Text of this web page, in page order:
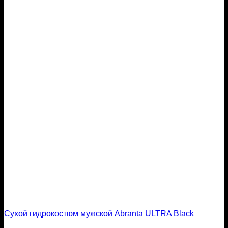
Сухой гидрокостюм мужской Abranta ULTRA Black